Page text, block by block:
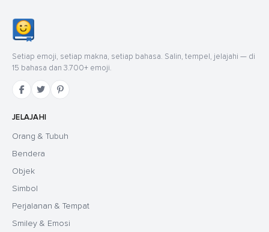
Setiap emoji, setiap makna, setiap bahasa. Salin, tempel, jelajahi — di
15 bahasa dan 3.700+ emoji.
JELAJAHI
Orang & Tubuh
Bendera
Objek
Simbol
Perjalanan & Tempat
Smiley & Emosi